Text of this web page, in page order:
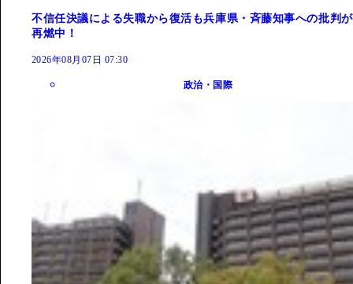
不信任決議による失職から復活も兵庫県・斉藤知事への批判が
再燃中！
2026年08月07日 07:30
政治・国際